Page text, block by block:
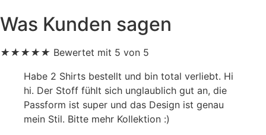
Was Kunden sagen
★★★★★ Bewertet mit 5 von 5
Habe 2 Shirts bestellt und bin total verliebt. Hi
hi. Der Stoff fühlt sich unglaublich gut an, die
Passform ist super und das Design ist genau
mein Stil. Bitte mehr Kollektion :)